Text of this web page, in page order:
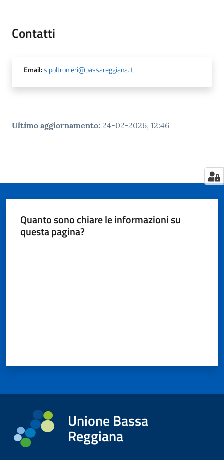
argomenti...
Seguici
su
Contatti
Email:s.poltronieri@bassareggiana.it
Ultimo aggiornamento: 24-02-2026, 12:46
Quanto sono chiare le informazioni su
questa pagina?
Unione Bassa
Reggiana